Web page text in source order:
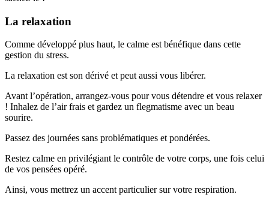
La relaxation
Comme développé plus haut, le calme est bénéfique dans cette
gestion du stress.
La relaxation est son dérivé et peut aussi vous libérer.
Avant l’opération, arrangez-vous pour vous détendre et vous relaxer
! Inhalez de l’air frais et gardez un flegmatisme avec un beau
sourire.
Passez des journées sans problématiques et pondérées.
Restez calme en privilégiant le contrôle de votre corps, une fois celui
de vos pensées opéré.
Ainsi, vous mettrez un accent particulier sur votre respiration.